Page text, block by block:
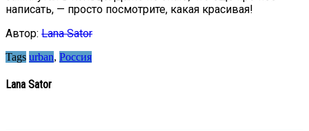
написать, — просто посмотрите, какая красивая!
Автор: Lana Sator
Tags urban, Россия
Lana Sator